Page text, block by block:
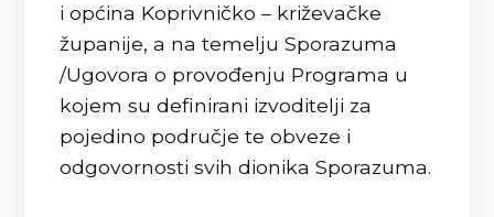
i općina Koprivničko – križevačke
županije, a na temelju Sporazuma
/Ugovora o provođenju Programa u
kojem su definirani izvoditelji za
pojedino područje te obveze i
odgovornosti svih dionika Sporazuma.